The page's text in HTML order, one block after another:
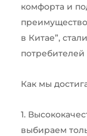
комфорта и
в Китае”,
Как мы
1.
выбираем